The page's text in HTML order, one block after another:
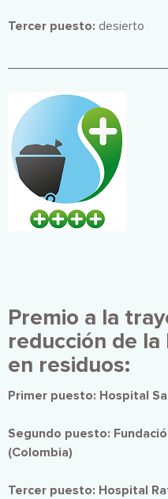
Tercer puesto: desierto
Imagen
Premio a la
reducción de
en residuos:
Primer puesto: Hospital
Segundo puesto:
(Colombia)
Tercer puesto: Hospital